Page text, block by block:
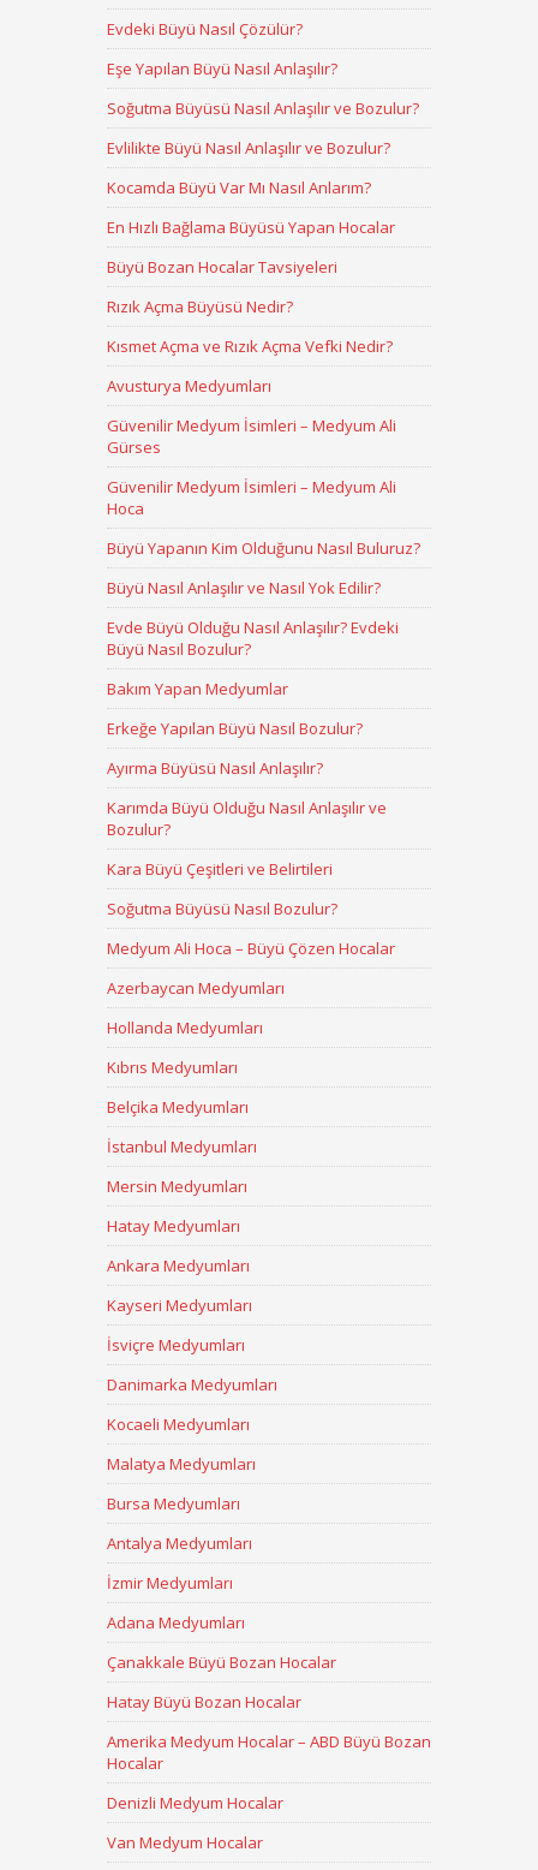
Evdeki Büyü Nasıl Çözülür?
Eşe Yapılan Büyü Nasıl Anlaşılır?
Soğutma Büyüsü Nasıl Anlaşılır ve Bozulur?
Evlilikte Büyü Nasıl Anlaşılır ve Bozulur?
Kocamda Büyü Var Mı Nasıl Anlarım?
En Hızlı Bağlama Büyüsü Yapan Hocalar
Büyü Bozan Hocalar Tavsiyeleri
Rızık Açma Büyüsü Nedir?
Kısmet Açma ve Rızık Açma Vefki Nedir?
Avusturya Medyumları
Güvenilir Medyum İsimleri – Medyum Ali
Gürses
Güvenilir Medyum İsimleri – Medyum Ali
Hoca
Büyü Yapanın Kim Olduğunu Nasıl Buluruz?
Büyü Nasıl Anlaşılır ve Nasıl Yok Edilir?
Evde Büyü Olduğu Nasıl Anlaşılır? Evdeki
Büyü Nasıl Bozulur?
Bakım Yapan Medyumlar
Erkeğe Yapılan Büyü Nasıl Bozulur?
Ayırma Büyüsü Nasıl Anlaşılır?
Karımda Büyü Olduğu Nasıl Anlaşılır ve
Bozulur?
Kara Büyü Çeşitleri ve Belirtileri
Soğutma Büyüsü Nasıl Bozulur?
Medyum Ali Hoca – Büyü Çözen Hocalar
Azerbaycan Medyumları
Hollanda Medyumları
Kıbrıs Medyumları
Belçika Medyumları
İstanbul Medyumları
Mersin Medyumları
Hatay Medyumları
Ankara Medyumları
Kayseri Medyumları
İsviçre Medyumları
Danimarka Medyumları
Kocaeli Medyumları
Malatya Medyumları
Bursa Medyumları
Antalya Medyumları
İzmir Medyumları
Adana Medyumları
Çanakkale Büyü Bozan Hocalar
Hatay Büyü Bozan Hocalar
Amerika Medyum Hocalar – ABD Büyü Bozan
Hocalar
Denizli Medyum Hocalar
Van Medyum Hocalar